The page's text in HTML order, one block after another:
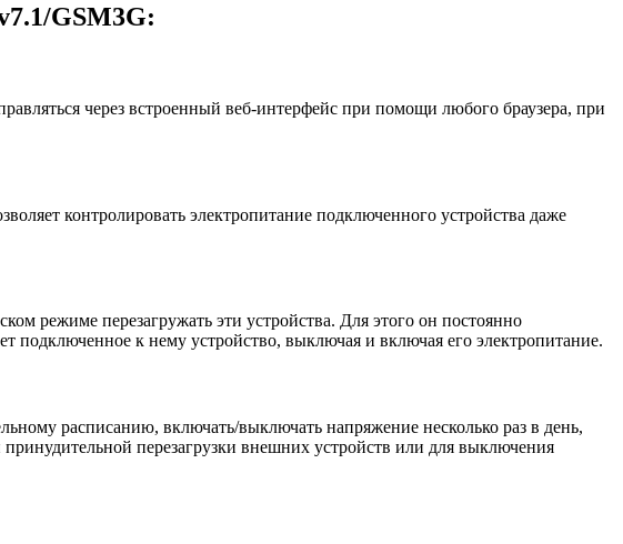
GSM3G:
через встроенный веб-интерфейс при помощи любого браузера, при
контролировать электропитание подключенного устройства даже
режиме перезагружать эти устройства. Для этого он постоянно
подключенное к нему устройство, выключая и включая его электропитание.
расписанию, включать/выключать напряжение несколько раз в день,
перезагрузки внешних устройств или для выключения